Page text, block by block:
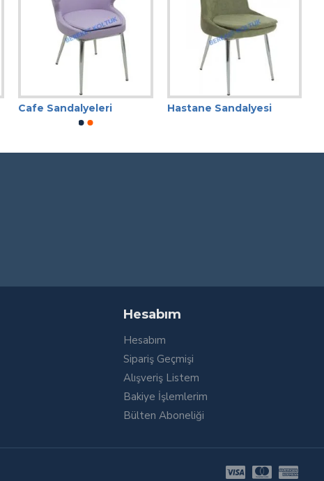
Cafe Sandalyeleri Hastane Sandalyesi
Hesabım
Hesabım
Sipariş Geçmişi
Alışveriş Listem
Bakiye İşlemlerim
Bülten Aboneliği